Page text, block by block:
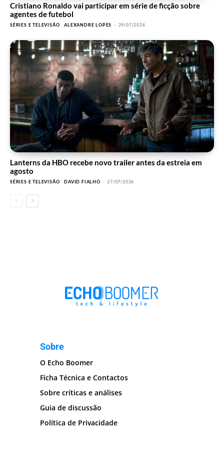
Cristiano Ronaldo vai participar em série de ficção sobre
agentes de futebol
SÉRIES E TELEVISÃO ALEXANDRE LOPES - 29/07/2026
Lanterns da HBO recebe novo trailer antes da estreia em
agosto
SÉRIES E TELEVISÃO DAVID FIALHO - 27/07/2026
Sobre
O Echo Boomer
Ficha Técnica e Contactos
Sobre críticas e análises
Guia de discussão
Política de Privacidade